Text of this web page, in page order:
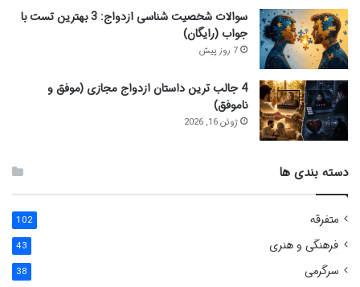
سوالات شخصیت شناسی ازدواج: 3 بهترین تست با
جواب (رایگان)
7 روز پیش
4 جالب ترین داستان ازدواج مجازی (موفق و
ناموفق)
ژوئن 16, 2026
دسته بندی ها
متفرقه 102
فرهنگی و هنری 43
سرگرمی 38